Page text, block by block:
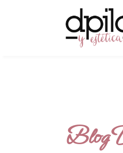
Blog